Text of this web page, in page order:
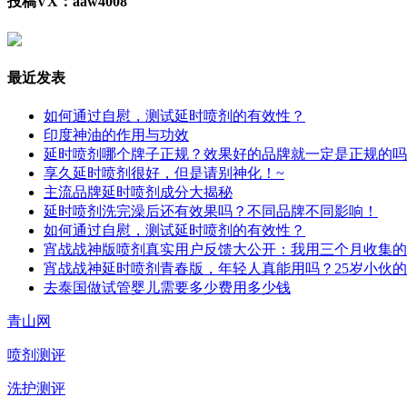
最近发表
如何通过自慰，测试延时喷剂的有效性？
印度神油的作用与功效
延时喷剂哪个牌子正规？效果好的品牌就一定是正规的吗
享久延时喷剂很好，但是请别神化！~
主流品牌延时喷剂成分大揭秘
延时喷剂洗完澡后还有效果吗？不同品牌不同影响！
如何通过自慰，测试延时喷剂的有效性？
宵战战神版喷剂真实用户反馈大公开：我用三个月收集
宵战战神延时喷剂青春版，年轻人真能用吗？25岁小伙
去泰国做试管婴儿需要多少费用多少钱
青山网
喷剂测评
洗护测评